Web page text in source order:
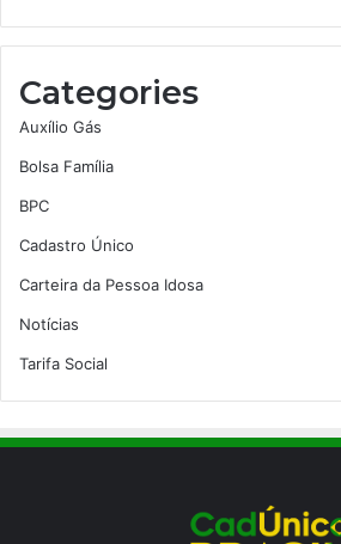
Categories
Auxílio Gás
Bolsa Família
BPC
Cadastro Único
Carteira da Pessoa Idosa
Notícias
Tarifa Social